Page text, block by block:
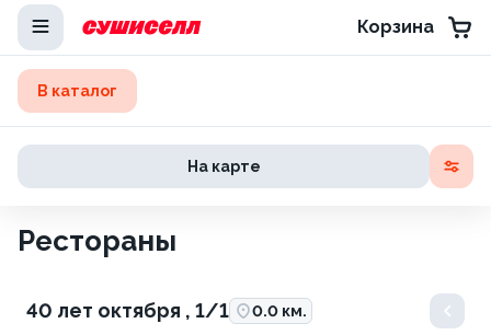
Корзина
В каталог
На карте
Рестораны
40 лет октября , 1/1 0.0 км.